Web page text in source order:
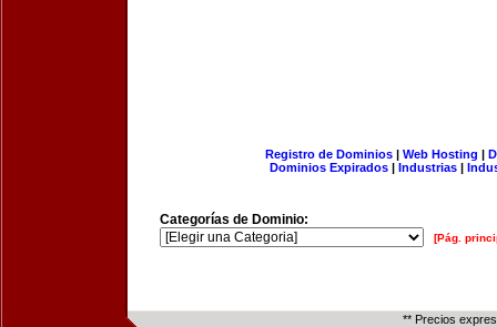
Registro de Dominios| Web Hosting |
Dominios Expirados | Industrias |
Categorías de Dominio:
[Pág.
** Precios